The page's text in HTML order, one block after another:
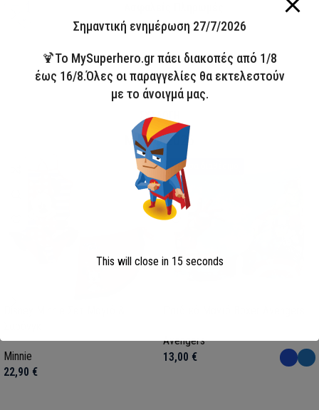
ΣΥΛΛΟΓΗ
ΜΑΓΙΟ 2026
Minnie
22,90 €
Άμεσα διαθέσιμο
HOT
Avengers
13,00 €
Σημαντική ενημέρωση 27/7/2026
🍹Το MySuperhero.gr πάει διακοπές από 1/8
έως 16/8.Όλες οι παραγγελίες θα εκτελεστούν
με το άνοιγμά μας.
This will close in 15 seconds